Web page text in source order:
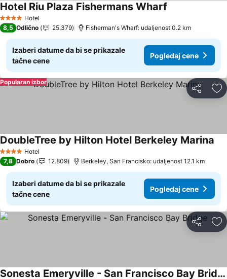
4 ZvezdiceHotel
Hotel Riu Plaza Fishermans Wharf
8,5 Odlično 25.379 Fisherman's Wharf: udaljenost 0.2 km
Izaberi datume da bi se prikazale
tačne cene
Pogledaj cene
Deli
Popularan izbor
4 ZvezdiceHotel
DoubleTree by Hilton Hotel Berkeley Marina
7,8 Dobro 12.809 Berkeley, San Francisko: udaljenost 12.1 km
Izaberi datume da bi se prikazale
tačne cene
Pogledaj cene
Deli
Sonesta Emeryville - San Francisco Bay Bridge